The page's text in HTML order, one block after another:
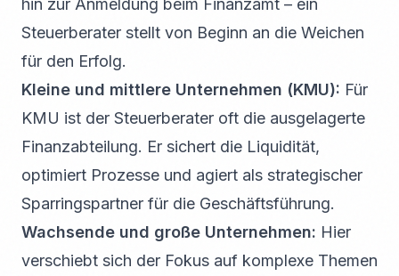
hin zur Anmeldung beim Finanzamt – ein
Steuerberater stellt von Beginn an die Weichen
für den Erfolg.
Kleine und mittlere Unternehmen (KMU): Für
KMU ist der Steuerberater oft die ausgelagerte
Finanzabteilung. Er sichert die Liquidität,
optimiert Prozesse und agiert als strategischer
Sparringspartner für die Geschäftsführung.
Wachsende und große Unternehmen: Hier
verschiebt sich der Fokus auf komplexe Themen